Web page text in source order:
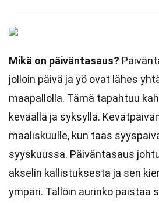
Mikä on päiväntasaus?
jolloin päivä ja yö ovat lähes
maapallolla. Tämä tapahtuu
keväällä ja syksyllä.
maaliskuulle, kun taas
syyskuussa. Päiväntasaus
akselin kallistuksesta ja sen
ympäri. Tällöin aurinko paistaa